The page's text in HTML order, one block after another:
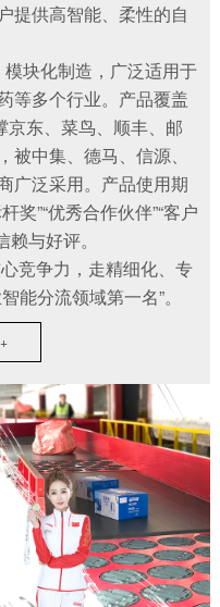
提供高智能、柔性的自
块化制造，广泛适用于
等多个行业。产品覆盖
东、菜鸟、顺丰、邮
中集、德马、信源、
广泛采用。产品使用期
奖”“优秀合作伙伴”“客户
与好评。
竞争力，走精细化、专
能分流领域第一名”。